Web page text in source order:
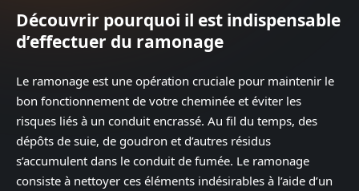
Découvrir pourquoi il est indispensable
d’effectuer du ramonage
Le ramonage est une opération cruciale pour maintenir le
bon fonctionnement de votre cheminée et éviter les
risques liés à un conduit encrassé. Au fil du temps, des
dépôts de suie, de goudron et d’autres résidus
s’accumulent dans le conduit de fumée. Le ramonage
consiste à nettoyer ces éléments indésirables à l’aide d’un